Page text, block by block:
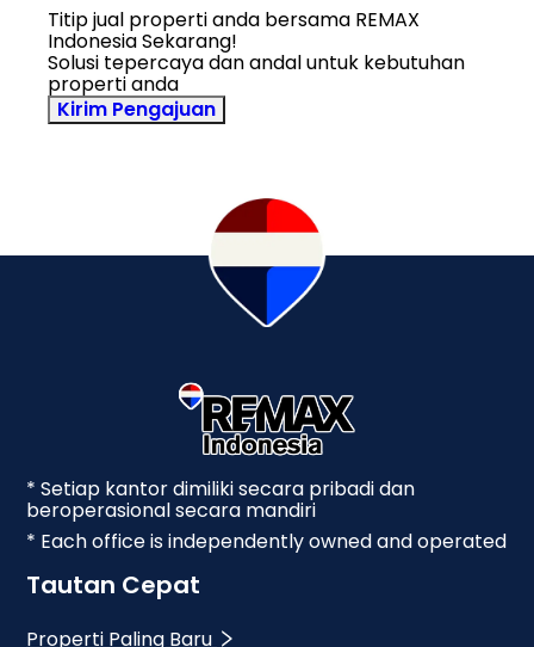
Titip jual properti anda bersama REMAX
Indonesia Sekarang!
Solusi tepercaya dan andal untuk kebutuhan
properti anda
Kirim Pengajuan
* Setiap kantor dimiliki secara pribadi dan
beroperasional secara mandiri
* Each office is independently owned and operated
Tautan Cepat
Properti Paling Baru